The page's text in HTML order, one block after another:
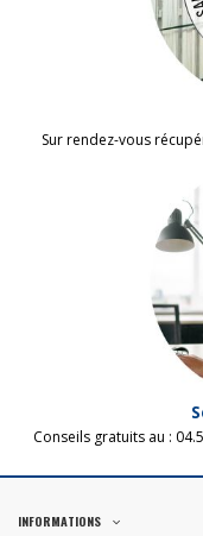
Sur rendez-vous
Conseils gratuits au :
INFORMATIONS